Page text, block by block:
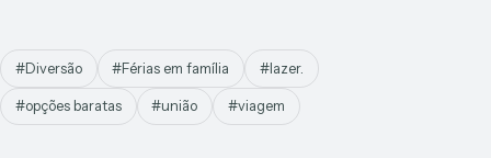
#Diversão #Férias em família #lazer.
#opções baratas #união #viagem